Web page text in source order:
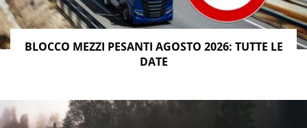
BLOCCO MEZZI PESANTI AGOSTO 2026: TUTTE LE
DATE